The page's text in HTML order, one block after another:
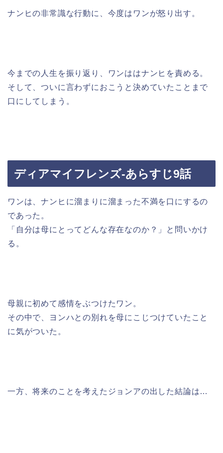
ナンヒの非常識な行動に、今度はワンが怒り出す。
今までの人生を振り返り、ワンははナンヒを責める。
そして、ついに言わずにおこうと決めていたことまで
口にしてしまう。
ディアマイフレンズ-あらすじ9話
ワンは、ナンヒに溜まりに溜まった不満を口にするの
であった。
「自分は母にとってどんな存在なのか？」と問いかけ
る。
母親に初めて感情をぶつけたワン。
その中で、ヨンハとの別れを母にこじつけていたこと
に気がついた。
一方、将来のことを考えたジョンアの出した結論は…